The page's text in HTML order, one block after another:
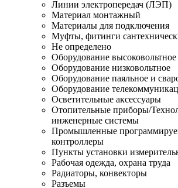
Линии электропередач (ЛЭП)
Материал монтажный
Материалы для подключения
Муфты, фитинги
Не определено
Оборудование высоковольтное
Оборудование низковольтное
Оборудование паяльное и
Оборудование
Осветительные аксессуары
Отопительные приборы/
инженерные системы
Промышленные
контроллеры
Пункты установки
Рабочая одежда, охрана труда
Радиаторы, конвекторы
Разъемы